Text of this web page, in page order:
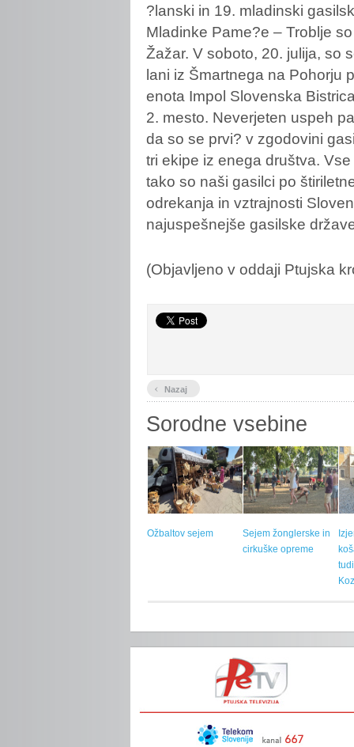
?lanski in 19. mladinski
Mladinke Pame?e – Troblje
Žažar. V soboto, 20. julija, so
lani iz Šmartnega na Pohorju
enota Impol Slovenska
2. mesto. Neverjeten uspeh
da so se prvi? v zgodovini
tri ekipe iz enega društva.
tako so naši gasilci po
odrekanja in vztrajnosti
najuspešnejše gasilske
(Objavljeno v oddaji Ptujska
‹ Nazaj
Sorodne vsebine
Ožbaltov sejem
Sejem žonglerske in
cirkuške opreme